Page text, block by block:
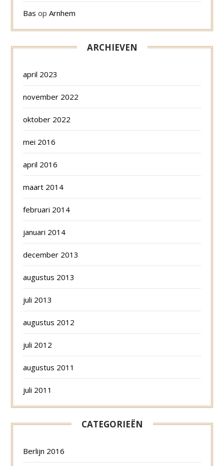
Bas opArnhem
ARCHIEVEN
april 2023
november 2022
oktober 2022
mei 2016
april 2016
maart 2014
februari 2014
januari 2014
december 2013
augustus 2013
juli 2013
augustus 2012
juli 2012
augustus 2011
juli 2011
CATEGORIEËN
Berlijn 2016